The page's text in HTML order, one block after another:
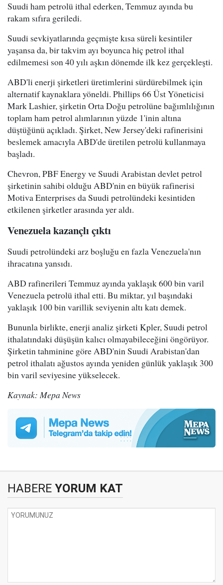
Suudi ham petrolü ithal ederken, Temmuz ayında bu
rakam sıfıra geriledi.
Suudi sevkiyatlarında geçmişte kısa süreli kesintiler
yaşansa da, bir takvim ayı boyunca hiç petrol ithal
edilmemesi son 40 yılı aşkın dönemde ilk kez gerçekleşti.
ABD'li enerji şirketleri üretimlerini sürdürebilmek için
alternatif kaynaklara yöneldi. Phillips 66 Üst Yöneticisi
Mark Lashier, şirketin Orta Doğu petrolüne bağımlılığının
toplam ham petrol alımlarının yüzde 1'inin altına
düştüğünü açıkladı. Şirket, New Jersey'deki rafinerisini
beslemek amacıyla ABD'de üretilen petrolü kullanmaya
başladı.
Chevron, PBF Energy ve Suudi Arabistan devlet petrol
şirketinin sahibi olduğu ABD'nin en büyük rafinerisi
Motiva Enterprises da Suudi petrolündeki kesintiden
etkilenen şirketler arasında yer aldı.
Venezuela kazançlı çıktı
Suudi petrolündeki arz boşluğu en fazla Venezuela'nın
ihracatına yansıdı.
ABD rafinerileri Temmuz ayında yaklaşık 600 bin varil
Venezuela petrolü ithal etti. Bu miktar, yıl başındaki
yaklaşık 100 bin varillik seviyenin altı katı demek.
Bununla birlikte, enerji analiz şirketi Kpler, Suudi petrol
ithalatındaki düşüşün kalıcı olmayabileceğini öngörüyor.
Şirketin tahminine göre ABD'nin Suudi Arabistan'dan
petrol ithalatı ağustos ayında yeniden günlük yaklaşık 300
bin varil seviyesine yükselecek.
Kaynak: Mepa News
HABERE YORUM KAT